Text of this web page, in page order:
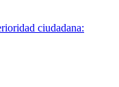
ciudadana: